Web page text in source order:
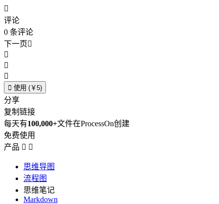

评论
0 条评论
下一页



 使用 (￥5)
分享
复制链接
每天有100,000+文件在ProcessOn创建
免费使用
产品  
思维导图
流程图
思维笔记
Markdown